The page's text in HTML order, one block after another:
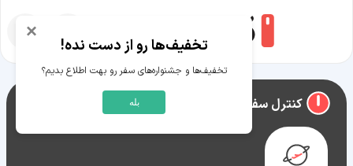
راهنمای سفر به سدارسیتی کنترل سفر سدارسیتی
×
تخفیف‌ها رو از دست نده!
تخفیف‌ها و جشنواره‌های سفر رو بهت اطلاع بدیم؟
بله